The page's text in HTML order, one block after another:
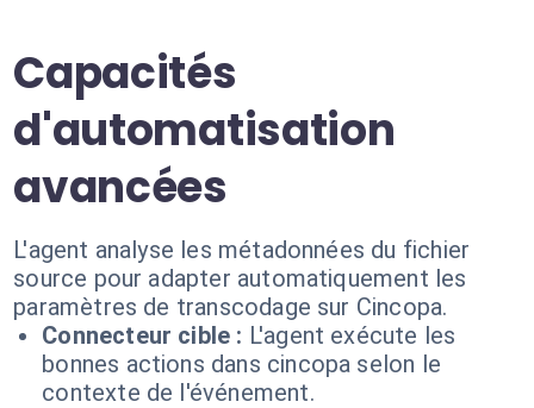
Capacités
d'automatisation
avancées
L'agent analyse les métadonnées du fichier
source pour adapter automatiquement les
paramètres de transcodage sur Cincopa.
Connecteur cible : L'agent exécute les
bonnes actions dans cincopa selon le
contexte de l'événement.